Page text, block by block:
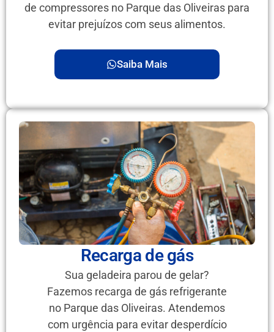
de compressores no Parque das Oliveiras para
evitar prejuízos com seus alimentos.
Saiba Mais
Recarga de gás
Sua geladeira parou de gelar?
Fazemos recarga de gás refrigerante
no Parque das Oliveiras. Atendemos
com urgência para evitar desperdício